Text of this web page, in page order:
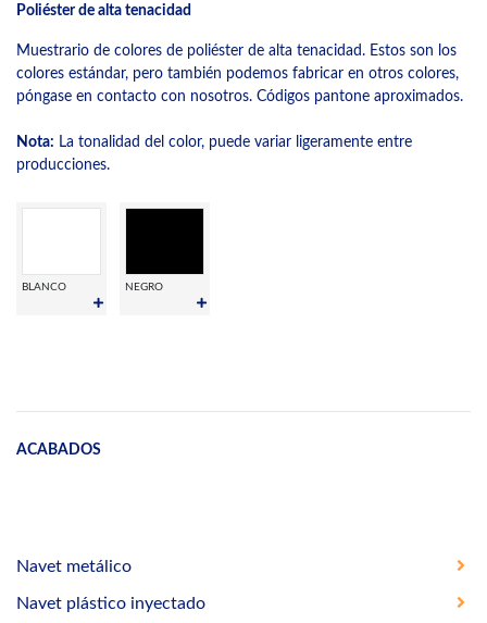
Poliéster de alta tenacidad
Muestrario de colores de poliéster de alta tenacidad. Estos son los
colores estándar, pero también podemos fabricar en otros colores,
póngase en contacto con nosotros. Códigos pantone aproximados.
Nota: La tonalidad del color, puede variar ligeramente entre
producciones.
BLANCO NEGRO
ACABADOS
Navet metálico
Navet plástico inyectado